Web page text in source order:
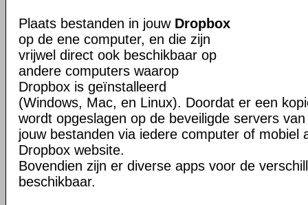
Plaats bestanden in jouw Dropbox
op de ene computer, en die zijn
vrijwel direct ook beschikbaar op
andere computers waarop
Dropbox is geïnstalleerd
(Windows, Mac, en Linux). Doordat er een
wordt opgeslagen op de beveiligde servers
jouw bestanden via iedere computer of mobiel
Dropbox website.
Bovendien zijn er diverse apps voor de
beschikbaar.